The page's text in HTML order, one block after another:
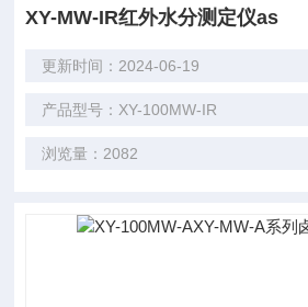
XY-MW-IR红外水分测定仪as
更新时间：2024-06-19
产品型号：XY-100MW-IR
浏览量：2082